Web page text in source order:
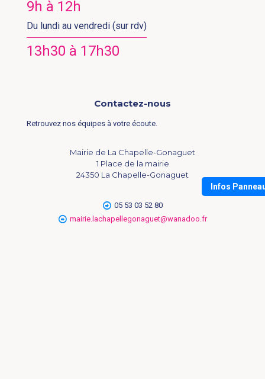
9h à 12h
Du lundi au vendredi (sur rdv)
13h30 à 17h30
Contactez-nous
Retrouvez nos équipes à votre écoute.
Mairie de La Chapelle-Gonaguet
1 Place de la mairie
24350 La Chapelle-Gonaguet
05 53 03 52 80
mairie.lachapellegonaguet@wanadoo.fr
Infos